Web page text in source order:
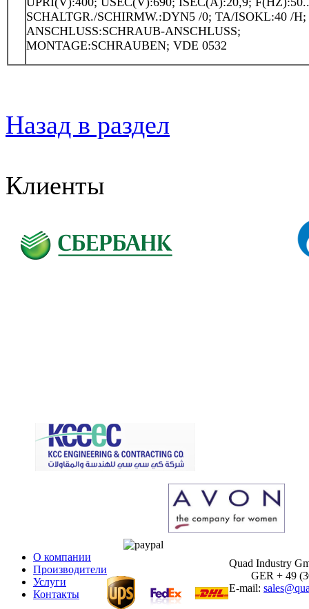
SCHALTGR./SCHIRMW.:DYN5 /0; TA/ISOKL:40 /H;
ANSCHLUSS:SCHRAUB-ANSCHLUSS;
MONTAGE:SCHRAUBEN; VDE 0532
Назад в раздел
Клиенты
О компании
Производители
Услуги
Контакты
Quad Industry
GER + 49
E-mail: